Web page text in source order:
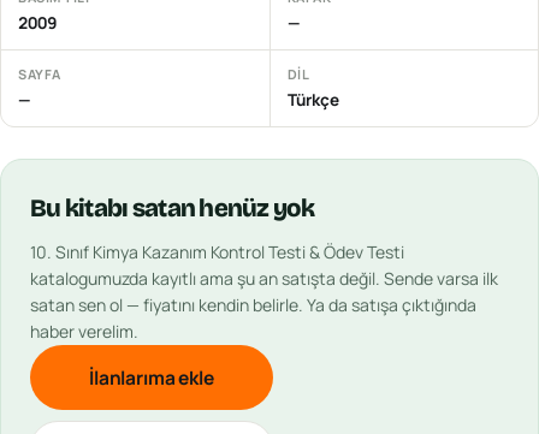
2009 —
SAYFA
—
DIL
Türkçe
Bu kitabısatan henüz yok
10. Sınıf Kimya Kazanım Kontrol Testi & Ödev Testi
katalogumuzda kayıtlı ama şu an satışta değil. Sende varsa ilk
satan sen ol — fiyatını kendin belirle. Ya da satışa çıktığında
haber verelim.
İlanlarıma ekle